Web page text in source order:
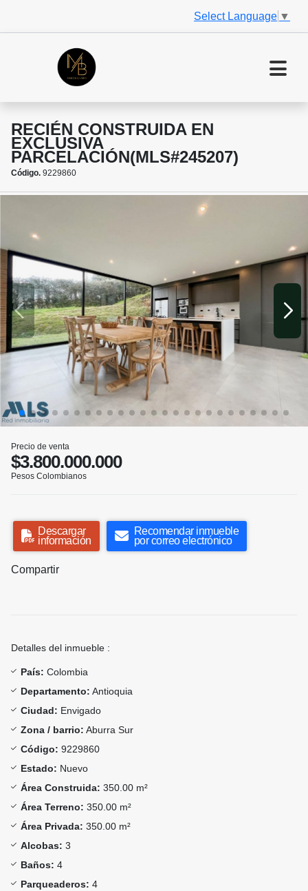
Select Language ▼
RECIÉN CONSTRUIDA EN
EXCLUSIVA
PARCELACIÓN(MLS#245207)
Código. 9229860
Precio de venta
$3.800.000.000
Pesos Colombianos
Descargar
información
Recomendar inmueble
por correo electrónico
Compartir
Detalles del inmueble :
País: Colombia
Departamento: Antioquia
Ciudad: Envigado
Zona / barrio: Aburra Sur
Código: 9229860
Estado: Nuevo
Área Construida: 350.00 m²
Área Terreno: 350.00 m²
Área Privada: 350.00 m²
Alcobas: 3
Baños: 4
Parqueaderos: 4